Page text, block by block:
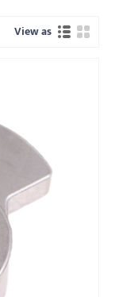
View as